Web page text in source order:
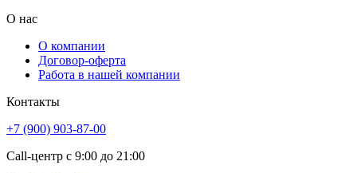
О нас
О компании
Договор-оферта
Работа в нашей компании
Контакты
+7 (900) 903-87-00
Call-центр с 9:00 до 21:00